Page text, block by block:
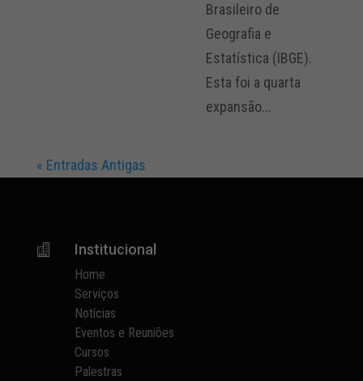
Brasileiro de
Geografia e
Estatística (IBGE).
Esta foi a quarta
expansão...
« Entradas Antigas
 Institucional
Home
Serviços
Notícias
Eventos e Reuniões
Cursos
Palestras